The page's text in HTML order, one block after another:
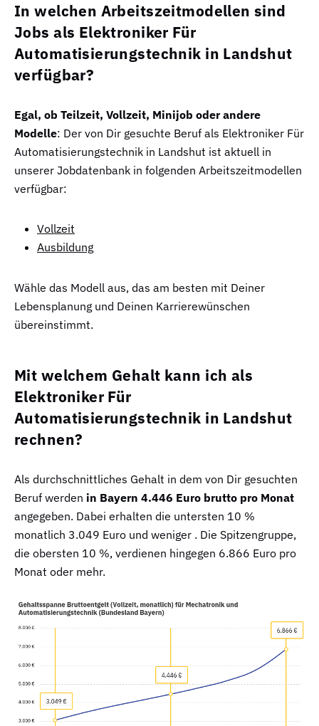
In welchen Arbeitszeitmodellen sind
Jobs als Elektroniker Für
Automatisierungstechnik in Landshut
verfügbar?
Egal, ob Teilzeit, Vollzeit, Minijob oder andere
Modelle: Der von Dir gesuchte Beruf als Elektroniker Für
Automatisierungstechnik in Landshut ist aktuell in
unserer Jobdatenbank in folgenden Arbeitszeitmodellen
verfügbar:
Vollzeit
Ausbildung
Wähle das Modell aus, das am besten mit Deiner
Lebensplanung und Deinen Karrierewünschen
übereinstimmt.
Mit welchem Gehalt kann ich als
Elektroniker Für
Automatisierungstechnik in Landshut
rechnen?
Als durchschnittliches Gehalt in dem von Dir gesuchten
Beruf werden in Bayern 4.446 Euro brutto pro Monat
angegeben. Dabei erhalten die untersten 10 %
monatlich 3.049 Euro und weniger . Die Spitzengruppe,
die obersten 10 %, verdienen hingegen 6.866 Euro pro
Monat oder mehr.